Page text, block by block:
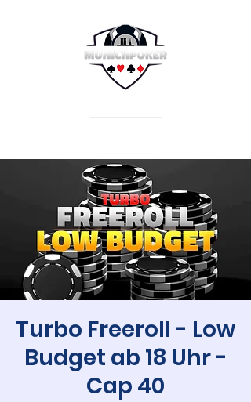
Turbo Freeroll - Low
Budget ab 18 Uhr -
Cap 40